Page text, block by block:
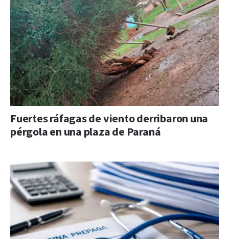
Fuertes ráfagas de viento derribaron una
pérgola en una plaza de Paraná